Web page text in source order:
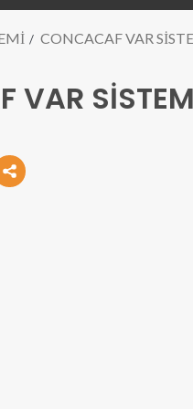
CONCACAF VAR
VAR